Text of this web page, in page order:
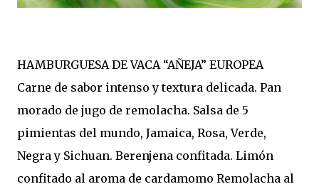
HAMBURGUESA DE VACA “AÑEJA” EUROPEA
Carne de sabor intenso y textura delicada. Pan
morado de jugo de remolacha. Salsa de 5
pimientas del mundo, Jamaica, Rosa, Verde,
Negra y Sichuan. Berenjena confitada. Limón
confitado al aroma de cardamomo Remolacha al